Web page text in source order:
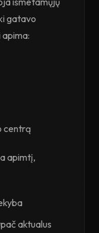
gatavo
centrą
apimtį,
aktualus